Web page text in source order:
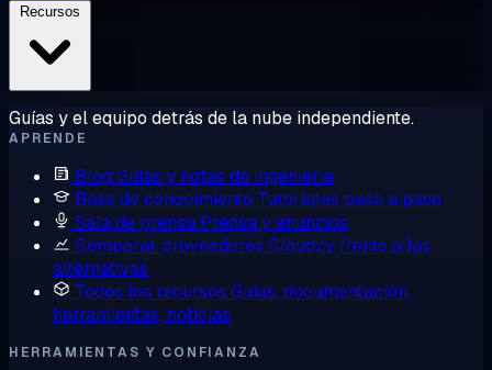
Guías y el equipo detrás de la nube independiente.
APRENDE
Blog Guías y notas de ingeniería
Base de conocimiento Tutoriales paso a paso
Sala de prensa Prensa y anuncios
Comparar proveedores Cloudzy frente a las
alternativas
Todos los recursos Guías, documentación,
herramientas, noticias
HERRAMIENTAS Y CONFIANZA